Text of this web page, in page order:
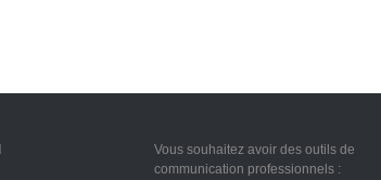
Vous souhaitez avoir des outils de
communication professionnels :